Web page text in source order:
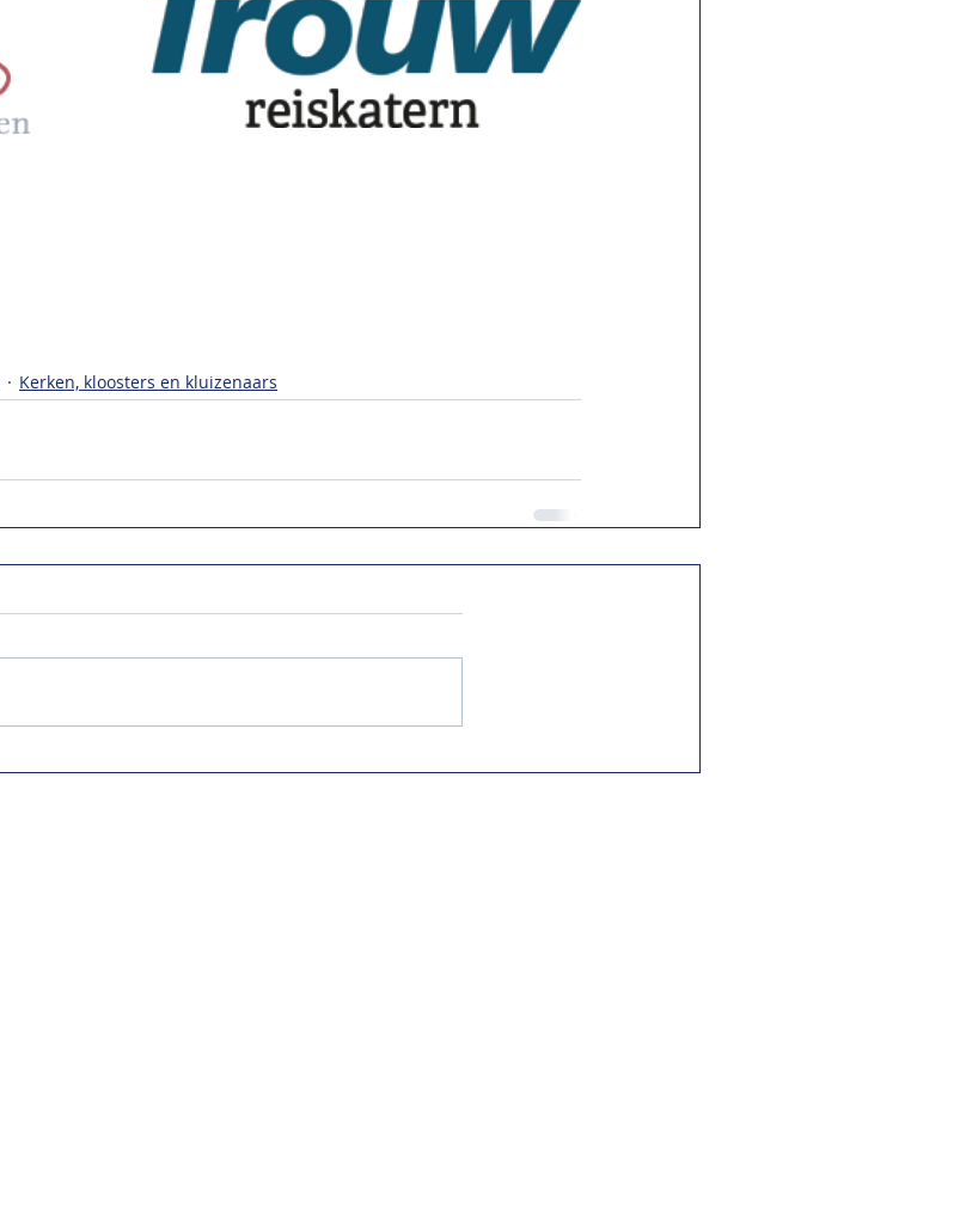
Kerken, kloosters en kluizenaars